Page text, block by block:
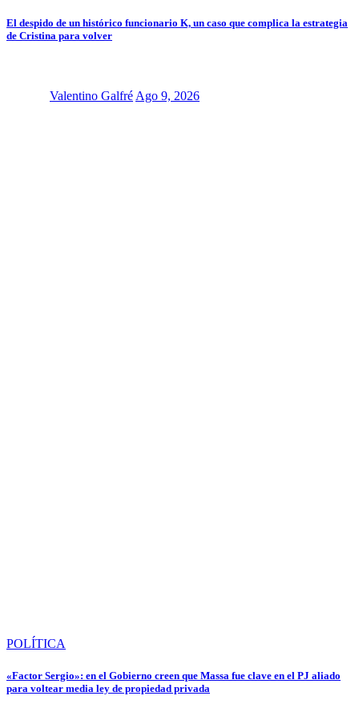
El despido de un histórico funcionario K, un caso que complica la estrategia
de Cristina para volver
Valentino GalfréAgo 9, 2026
POLÍTICA
«Factor Sergio»: en el Gobierno creen que Massa fue clave en el PJ aliado
para voltear media ley de propiedad privada